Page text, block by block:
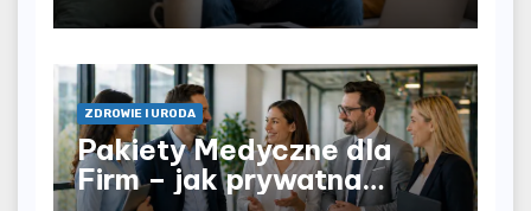
ZDROWIE I URODA
Pakiety Medyczne dla
Firm – jak prywatna